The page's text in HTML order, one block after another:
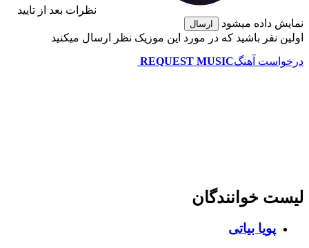
نظرات بعد از تایید
داده میشود
ارسال
نفر باشید که در مورد این موزیک نظر ارسال میکنید
آهنگREQUEST MUSIC
خوانندگان
پویا بیاتی